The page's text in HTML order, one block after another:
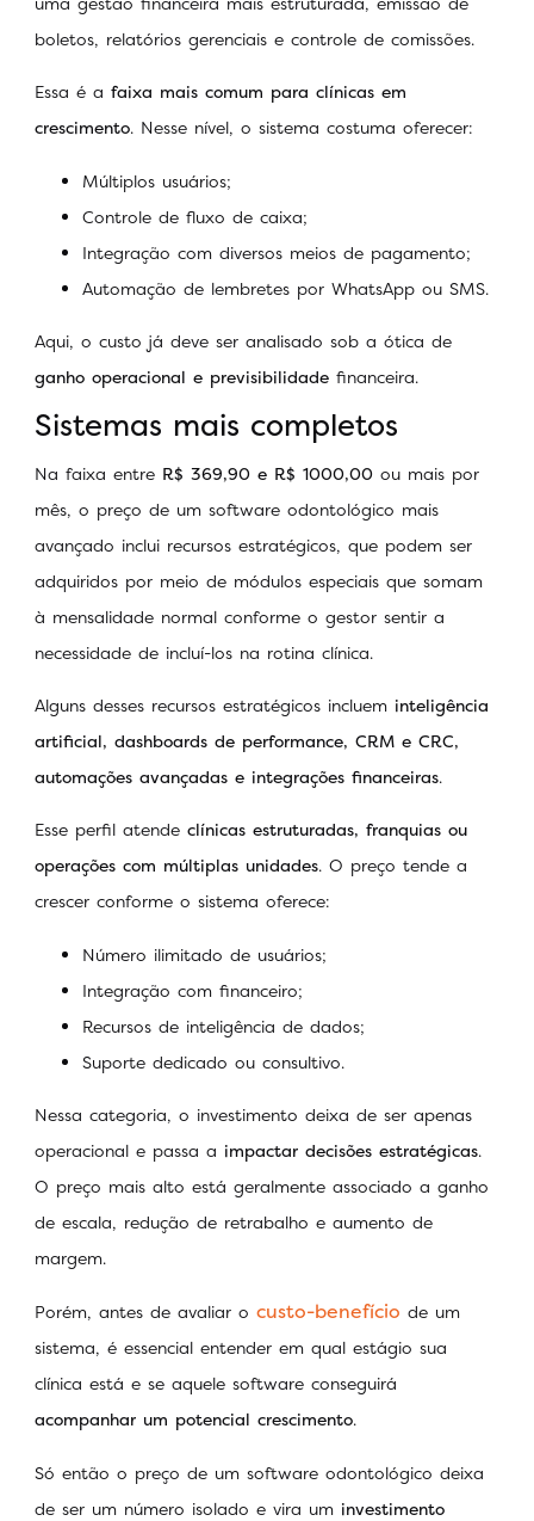
boletos, relatórios gerenciais e controle de comissões.
Essa é a faixa mais comum para clínicas em
crescimento. Nesse nível, o sistema costuma oferecer:
Múltiplos usuários;
Controle de fluxo de caixa;
Integração com diversos meios de pagamento;
Automação de lembretes por WhatsApp ou SMS.
Aqui, o custo já deve ser analisado sob a ótica de
ganho operacional e previsibilidade financeira.
Sistemas mais completos
Na faixa entre R$ 369,90 e R$ 1000,00 ou mais por
mês, o preço de um software odontológico mais
avançado inclui recursos estratégicos, que podem ser
adquiridos por meio de módulos especiais que somam
à mensalidade normal conforme o gestor sentir a
necessidade de incluí-los na rotina clínica.
Alguns desses recursos estratégicos incluem inteligência
artificial, dashboards de performance, CRM e CRC,
automações avançadas e integrações financeiras.
Esse perfil atende clínicas estruturadas, franquias ou
operações com múltiplas unidades. O preço tende a
crescer conforme o sistema oferece:
Número ilimitado de usuários;
Integração com financeiro;
Recursos de inteligência de dados;
Suporte dedicado ou consultivo.
Nessa categoria, o investimento deixa de ser apenas
operacional e passa a impactar decisões estratégicas.
O preço mais alto está geralmente associado a ganho
de escala, redução de retrabalho e aumento de
margem.
Porém, antes de avaliar o custo-benefício de um
sistema, é essencial entender em qual estágio sua
clínica está e se aquele software conseguirá
acompanhar um potencial crescimento.
Só então o preço de um software odontológico deixa
de ser um número isolado e vira um investimento